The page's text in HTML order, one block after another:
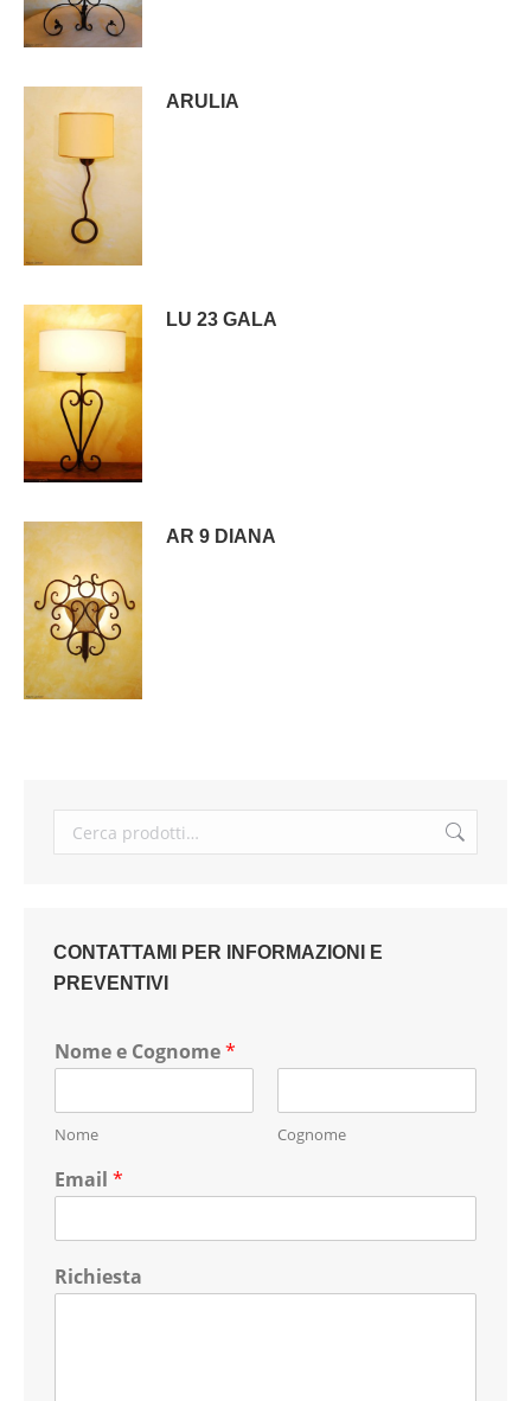
ARULIA
LU 23 GALA
AR 9 DIANA
CONTATTAMI PER INFORMAZIONI E
PREVENTIVI
Nome e Cognome*
Nome Cognome
Email *
Richiesta